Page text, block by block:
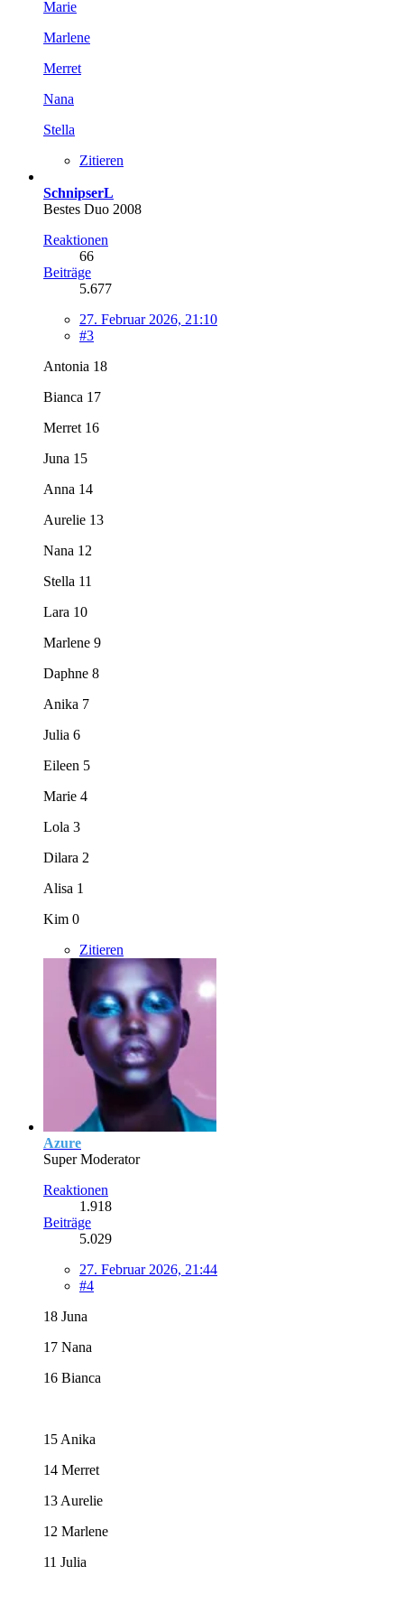
Marie
Marlene
Merret
Nana
Stella
Zitieren
SchnipserL
Bestes Duo 2008
Reaktionen
66
Beiträge
5.677
27. Februar 2026, 21:10
#3
Antonia 18
Bianca 17
Merret 16
Juna 15
Anna 14
Aurelie 13
Nana 12
Stella 11
Lara 10
Marlene 9
Daphne 8
Anika 7
Julia 6
Eileen 5
Marie 4
Lola 3
Dilara 2
Alisa 1
Kim 0
Zitieren
Azure
Super Moderator
Reaktionen
1.918
Beiträge
5.029
27. Februar 2026, 21:44
#4
18 Juna
17 Nana
16 Bianca
15 Anika
14 Merret
13 Aurelie
12 Marlene
11 Julia